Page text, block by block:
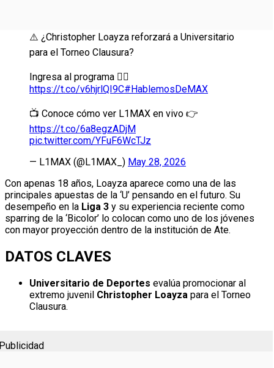
⚠️ ¿Christopher Loayza reforzará a Universitario
para el Torneo Clausura?
Ingresa al programa 👉🏽
https://t.co/v6hjrlQI9C#HablemosDeMAX
📺 Conoce cómo ver L1MAX en vivo 👉
https://t.co/6a8egzADjM
pic.twitter.com/YFuF6WcTJz
— L1MAX (@L1MAX_) May 28, 2026
Con apenas 18 años, Loayza aparece como una de las
principales apuestas de la ‘U’ pensando en el futuro. Su
desempeño en la Liga 3 y su experiencia reciente como
sparring de la ‘Bicolor’ lo colocan como uno de los jóvenes
con mayor proyección dentro de la institución de Ate.
DATOS CLAVES
Universitario de Deportes evalúa promocionar al
extremo juvenil Christopher Loayza para el Torneo
Clausura.